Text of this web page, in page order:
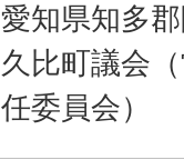
愛知県知多
久比町議会
任委員会）